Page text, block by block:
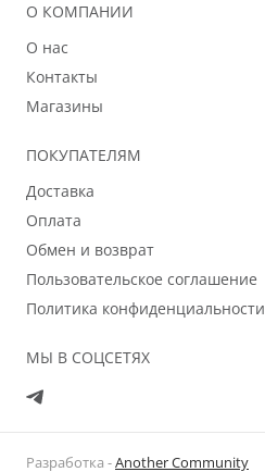
О КОМПАНИИ
О нас
Контакты
Магазины
ПОКУПАТЕЛЯМ
Доставка
Оплата
Обмен и возврат
Пользовательское соглашение
Политика конфиденциальности
МЫ В СОЦСЕТЯХ
Разработка -Another Community